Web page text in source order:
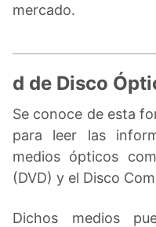
mercado.
d de Disco
Se conoce de esta
para leer las
medios ópticos
(DVD) y el Disco
Dichos medios